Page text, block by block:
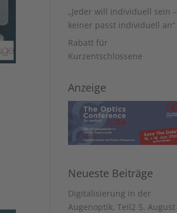
„Jeder will individuell sein –
keiner passt individuell an“
Rabatt für
Kurzentschlossene
Anzeige
Neueste Beiträge
Digitalisierung in der
Augenoptik, Teil2 5. August